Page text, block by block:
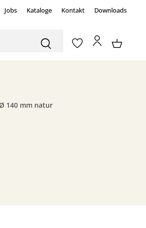
Jobs Kataloge Kontakt Downloads
140 mm natur